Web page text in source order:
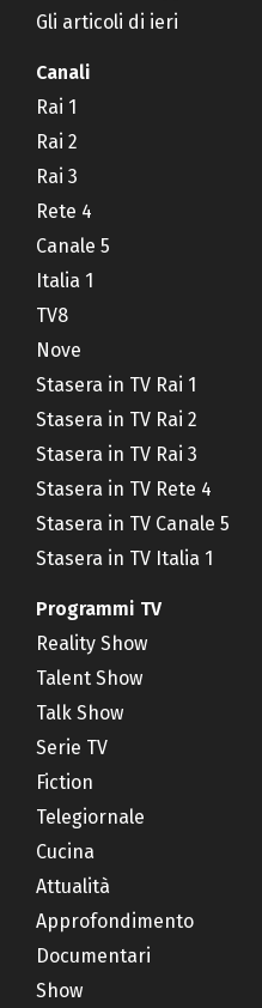
Gli articoli di ieri
Canali
Rai 1
Rai 2
Rai 3
Rete 4
Canale 5
Italia 1
TV8
Nove
Stasera in TV Rai 1
Stasera in TV Rai 2
Stasera in TV Rai 3
Stasera in TV Rete 4
Stasera in TV Canale 5
Stasera in TV Italia 1
Programmi TV
Reality Show
Talent Show
Talk Show
Serie TV
Fiction
Telegiornale
Cucina
Attualità
Approfondimento
Documentari
Show